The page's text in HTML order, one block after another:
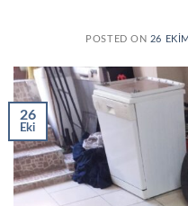
POSTED ON 26
26
Eki